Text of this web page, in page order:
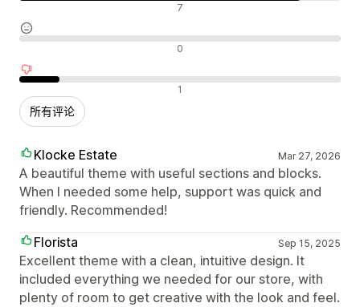
7
0
1
所有评论
Klocke Estate Mar 27, 2026
A beautiful theme with useful sections and blocks.
When I needed some help, support was quick and
friendly. Recommended!
Florista
Sep 15, 2025
Excellent theme with a clean, intuitive design. It
included everything we needed for our store, with
plenty of room to get creative with the look and feel.